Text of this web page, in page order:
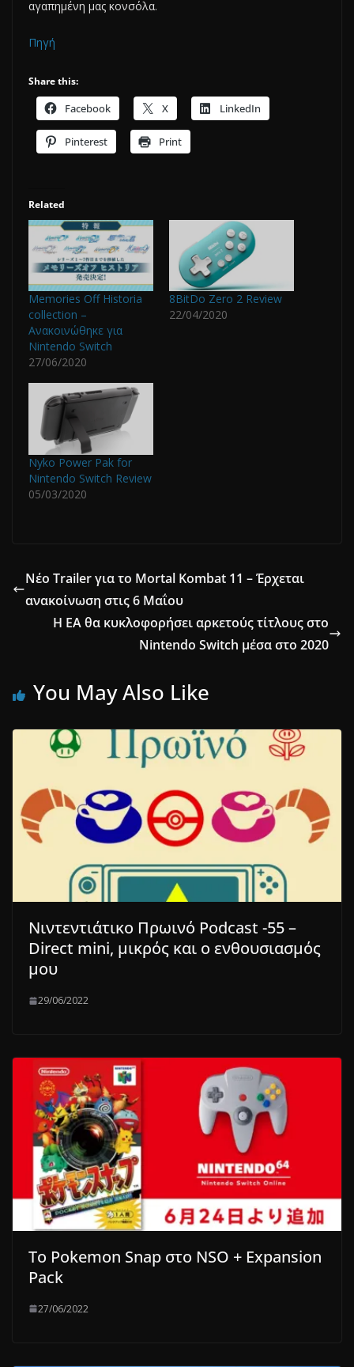
αγαπημένη μας κονσόλα.
Πηγή
Share this:
Facebook X LinkedIn
Pinterest Print
Related
Memories Off Historia
collection –
Ανακοινώθηκε για
Nintendo Switch
27/06/2020
8BitDo Zero 2 Review
22/04/2020
Nyko Power Pak for
Nintendo Switch Review
05/03/2020
Νέο Trailer για το Mortal Kombat 11 – Έρχεται
ανακοίνωση στις 6 Μαΐου
Η EA θα κυκλοφορήσει αρκετούς τίτλους στο
Nintendo Switch μέσα στο 2020
You May Also Like
Νιντεντιάτικο Πρωινό Podcast -55 –
Direct mini, μικρός και ο ενθουσιασμός
μου
29/06/2022
Tο Pokemon Snap στο NSO + Expansion
Pack
27/06/2022